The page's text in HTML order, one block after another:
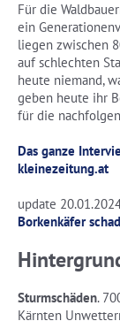
Für die
ein
liegen zwischen
auf schlechten
heute niemand,
geben heute ihr
für die
Das ganze
kleinezeitung.at
update
Borkenkäfer
Sturmschäden.
Kärnten